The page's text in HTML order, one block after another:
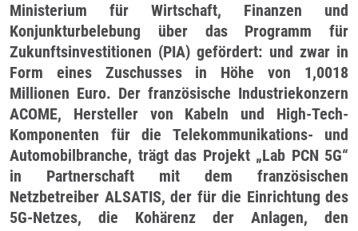
Ministerium für Wirtschaft, Finanzen und
Konjunkturbelebung über das Programm für
Zukunftsinvestitionen (PIA) gefördert: und zwar in
Form eines Zuschusses in Höhe von 1,0018
Millionen Euro. Der französische Industriekonzern
ACOME, Hersteller von Kabeln und High-Tech-
Komponenten für die Telekommunikations- und
Automobilbranche, trägt das Projekt „Lab PCN 5G“
in Partnerschaft mit dem französischen
Netzbetreiber ALSATIS, der für die Einrichtung des
5G-Netzes, die Kohärenz der Anlagen, den